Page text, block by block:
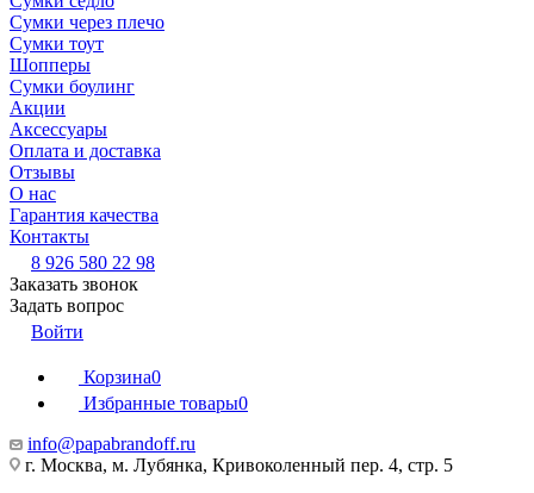
Сумки через плечо
Сумки тоут
Шопперы
Сумки боулинг
Акции
Аксессуары
Оплата и доставка
Отзывы
О нас
Гарантия качества
Контакты
8 926 580 22 98
Заказать звонок
Задать вопрос
Войти
Корзина0
Избранные товары0
info@papabrandoff.ru
г. Москва, м. Лубянка, Кривоколенный пер. 4, стр. 5